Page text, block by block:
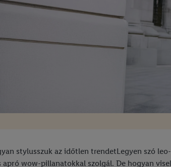
stylusszuk az időtlen trendetLegyen szó
apró wow-pillanatokkal szolgál. De hogyan